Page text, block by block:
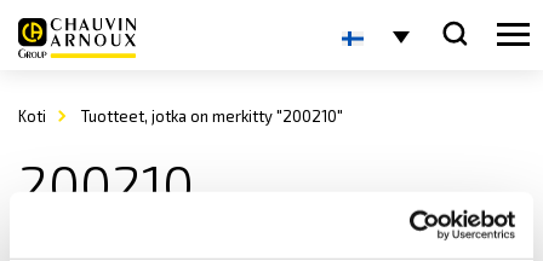
Koti Tuotteet, jotka on merkitty "200210"
200210